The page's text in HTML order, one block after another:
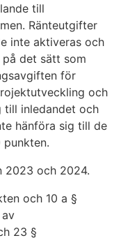
till
Ränteutgifter
inte aktiveras och
det sätt som
för
och
till inledandet och
hänföra sig till de
punkten.
2023 och 2024.
och 10 a §
23 §